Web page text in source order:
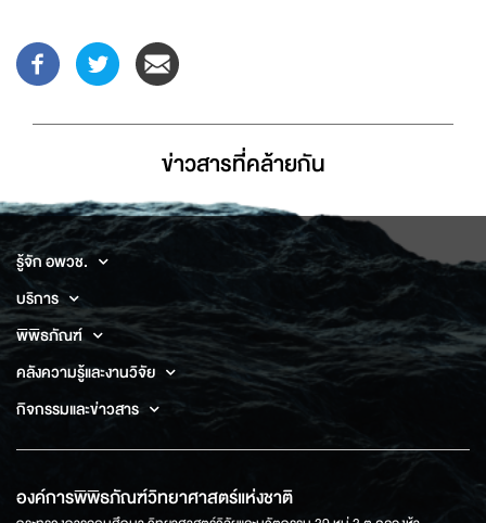
ข่าวสารที่่คล้ายกัน
รู้จัก อพวช.
บริการ
พิพิธภัณฑ์
คลังความรู้และงานวิจัย
กิจกรรมและข่าวสาร
องค์การพิพิธภัณฑ์วิทยาศาสตร์แห่งชาติ